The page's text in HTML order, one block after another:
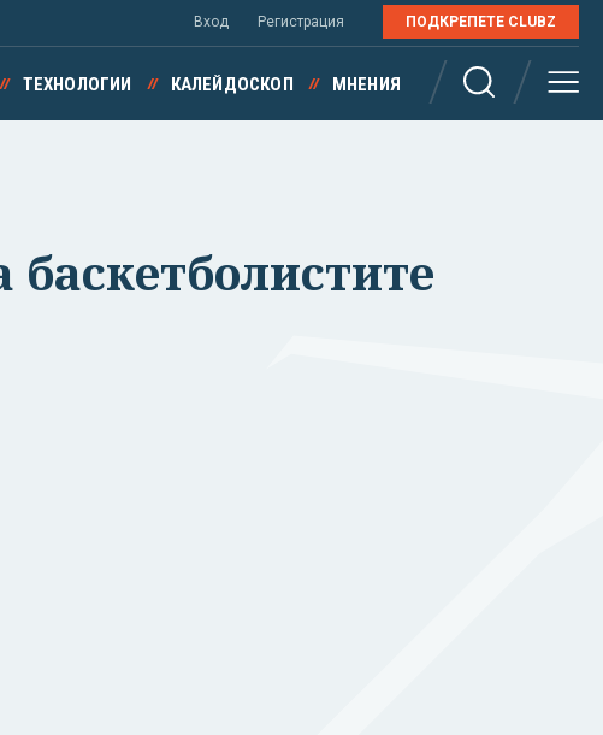
Вход Регистрация ПОДКРЕПЕТЕ CLUBZ
ТЕХНОЛОГИИ КАЛЕЙДОСКОП МНЕНИЯ